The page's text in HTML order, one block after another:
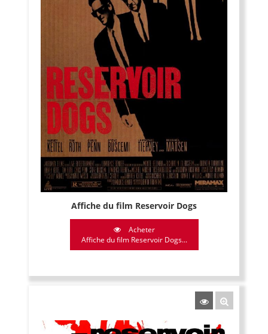
Affiche du film Reservoir Dogs
Acheter
Affiche du film Reservoir Dogs...